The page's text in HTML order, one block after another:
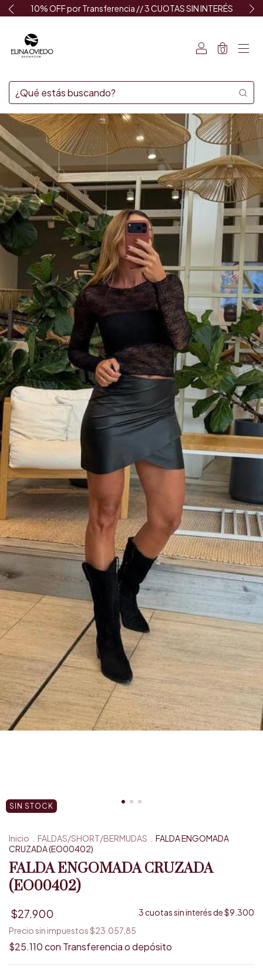
10% OFF por Transferencia // 3 CUOTAS SIN INTERÉS
0
SIN STOCK
Inicio FALDAS/SHORT/BERMUDAS
FALDA ENGOMADA
CRUZADA (EO00402)
FALDA ENGOMADA CRUZADA
(EO00402)
$27.900 3cuotas sin interés de$9.300
Precio sin impuestos$23.057,85
$25.110con Transferencia o depósito